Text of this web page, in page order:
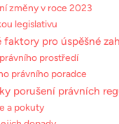
změny v roce 2023
legislativu
faktory pro úspěšné
prostředí
právního poradce
porušení právních
a pokuty